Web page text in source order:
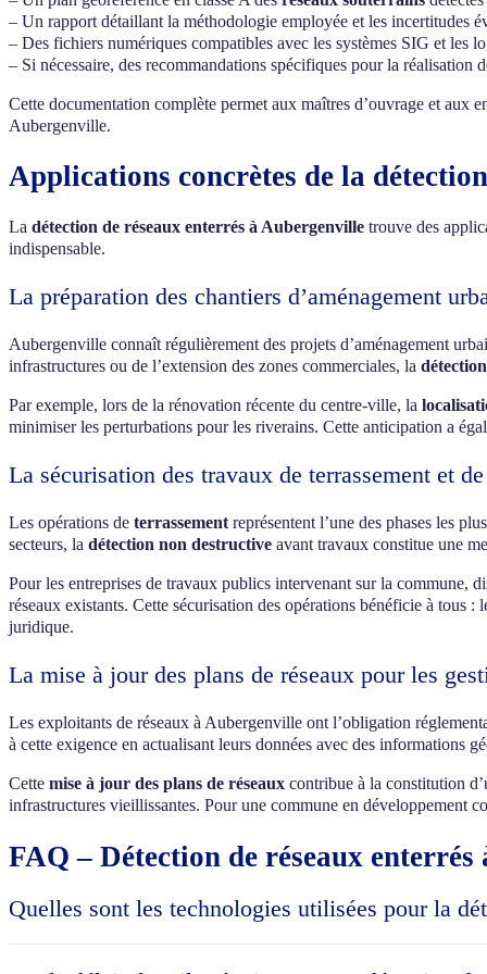
– Un rapport détaillant la méthodologie employée et les incertitudes
– Des fichiers numériques compatibles avec les systèmes SIG et les
– Si nécessaire, des recommandations spécifiques pour la réalisation
Cette documentation complète permet aux maîtres d’ouvrage et aux
Aubergenville.
Applications concrètes de la
La détection de réseaux enterrés à Aubergenville trouve des
indispensable.
La préparation des chantiers d’aménagement
Aubergenville connaît régulièrement des projets d’aménagement
infrastructures ou de l’extension des zones commerciales, la
Par exemple, lors de la rénovation récente du centre-ville, la
minimiser les perturbations pour les riverains. Cette anticipation a
La sécurisation des travaux de terrassement et
Les opérations de terrassement représentent l’une des phases les
secteurs, la détection non destructive avant travaux constitue une
Pour les entreprises de travaux publics intervenant sur la commune,
réseaux existants. Cette sécurisation des opérations bénéficie à tous
juridique.
La mise à jour des plans de réseaux pour les
Les exploitants de réseaux à Aubergenville ont l’obligation
à cette exigence en actualisant leurs données avec des informations
Cette mise à jour des plans de réseaux contribue à la constitution
infrastructures vieillissantes. Pour une commune en développement
FAQ – Détection de réseaux
Quelles sont les technologies utilisées pour la